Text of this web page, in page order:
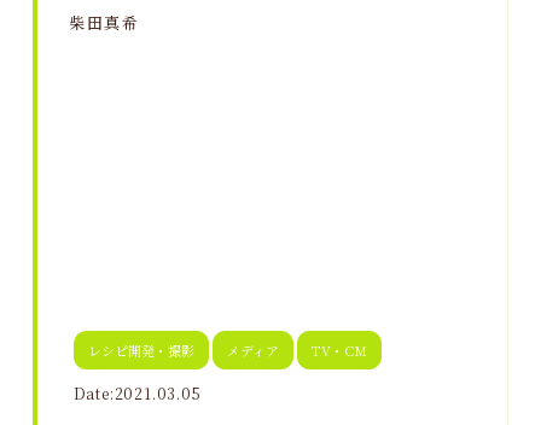
柴田真希
レシピ開発・撮影 メディア TV・CM
Date:2021.03.05